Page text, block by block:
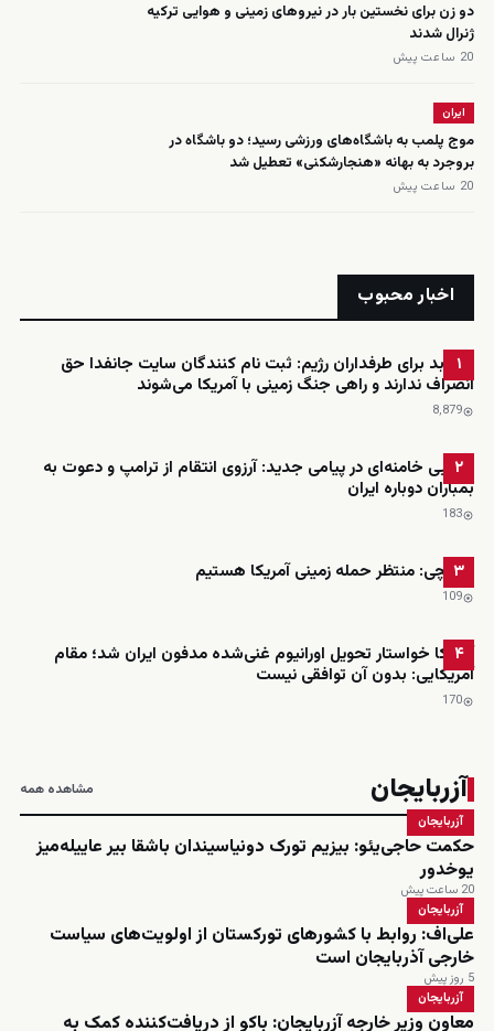
دو زن برای نخستین بار در نیروهای زمینی و هوایی ترکیه
ژنرال شدند
20 ساعت پیش
ایران
موج پلمب به باشگاه‌های ورزشی رسید؛ دو باشگاه در
بروجرد به بهانه «هنجارشکنی» تعطیل شد
20 ساعت پیش
اخبار محبوب
۱
خبر بد برای طرفداران رژیم: ثبت نام کنندگان سایت جانفدا حق
انصراف ندارند و راهی جنگ زمینی با آمریکا می‌شوند
8٬879
۲
مجتبی خامنه‌ای در پیامی جدید: آرزوی انتقام از ترامپ و دعوت به
بمباران دوباره ایران
183
۳
عراقچی: منتظر حمله زمینی آمریکا هستیم
109
۴
آمریکا خواستار تحویل اورانیوم غنی‌شده مدفون ایران شد؛ مقام
آمریکایی: بدون آن توافقی نیست
170
آزربایجان مشاهده همه
آزربایجان
حکمت حاجی‌یئو: بیزیم تورک دونیاسیندان باشقا بیر عاییله‌میز
یوخدور
20 ساعت پیش
آزربایجان
علی‌اف: روابط با کشورهای تورکستان از اولویت‌های سیاست
خارجی آذربایجان است
5 روز پیش
آزربایجان
معاون وزیر خارجه آزربایجان: باکو از دریافت‌کننده کمک به